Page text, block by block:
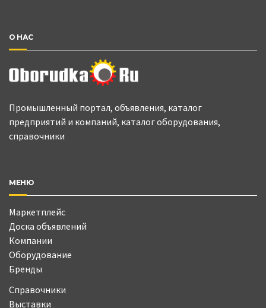
О НАС
Промышленный портал, объявления, каталог
предприятий и компаний, каталог оборудования,
справочники
МЕНЮ
Маркетплейс
Доска объявлений
Компании
Оборудование
Бренды
Справочники
Выставки